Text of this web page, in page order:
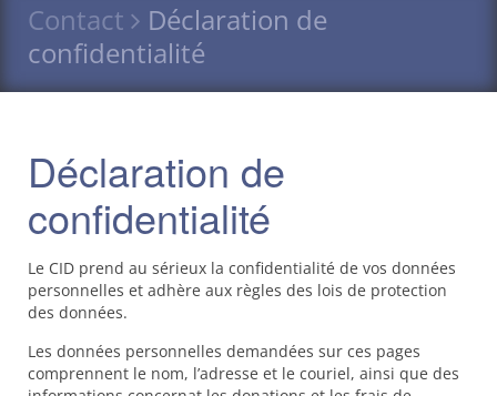
Contact
Déclaration de
confidentialité
Déclaration de
confidentialité
Le CID prend au sérieux la confidentialité de vos données
personnelles et adhère aux règles des lois de protection
des données.
Les données personnelles demandées sur ces pages
comprennent le nom, l’adresse et le couriel, ainsi que des